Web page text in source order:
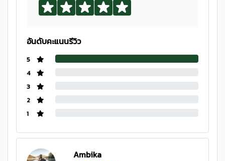
อันดับคะแนนรีวิว
5
4
3
2
1
Ambika